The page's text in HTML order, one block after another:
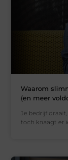
Waarom
(en meer
Je bedrijf
toch knaagt er